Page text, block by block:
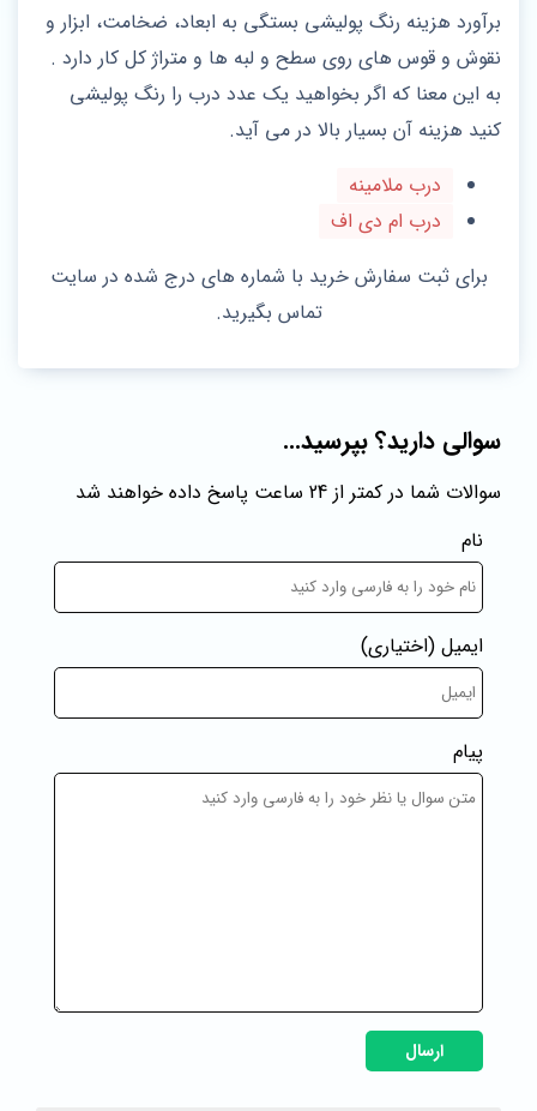
برآورد هزینه رنگ پولیشی بستگی به ابعاد، ضخامت، ابزار و
نقوش و قوس های روی سطح و لبه ها و متراژ کل کار دارد .
به این معنا که اگر بخواهید یک عدد درب را رنگ پولیشی
کنید هزینه آن بسیار بالا در می آید.
درب ملامینه
درب ام دی اف
برای ثبت سفارش خرید با شماره های درج شده در سایت
تماس بگیرید.
سوالی دارید؟ بپرسید...
سوالات شما در کمتر از 24 ساعت پاسخ داده خواهند شد
نام
ایمیل (اختیاری)
پیام
ارسال